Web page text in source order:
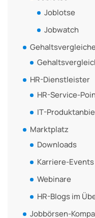
Joblotse
Jobwatch
HR-Dienstleister
HR-Service-
IT-
Marktplatz
Downloads
Karriere-Events
Webinare
HR-Blogs im
Jobbörsen-